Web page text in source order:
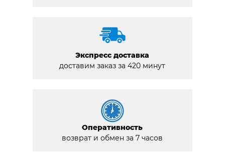
Экспресс доставка
доставим заказ за 420 минут
Оперативность
возврат и обмен за 7 часов